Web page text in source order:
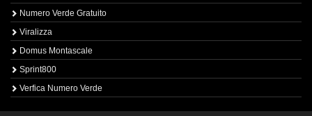
Numero Verde Gratuito
Viralizza
Domus Montascale
Sprint800
Verfica Numero Verde